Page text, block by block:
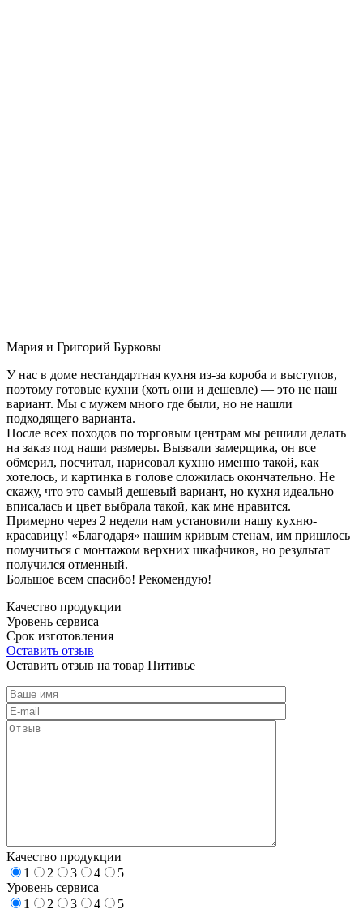
Мария и Григорий Бурковы
У нас в доме нестандартная кухня из-за короба и выступов,
поэтому готовые кухни (хоть они и дешевле) — это не наш
вариант. Мы с мужем много где были, но не нашли
подходящего варианта.
После всех походов по торговым центрам мы решили делать
на заказ под наши размеры. Вызвали замерщика, он все
обмерил, посчитал, нарисовал кухню именно такой, как
хотелось, и картинка в голове сложилась окончательно. Не
скажу, что это самый дешевый вариант, но кухня идеально
вписалась и цвет выбрала такой, как мне нравится.
Примерно через 2 недели нам установили нашу кухню-
красавицу! «Благодаря» нашим кривым стенам, им пришлось
помучиться с монтажом верхних шкафчиков, но результат
получился отменный.
Большое всем спасибо! Рекомендую!
Качество продукции
Уровень сервиса
Срок изготовления
Оставить отзыв
Оставить отзыв на товар Питивье
Качество продукции
1
2 3 4
5
Уровень сервиса
1
2 3 4 5